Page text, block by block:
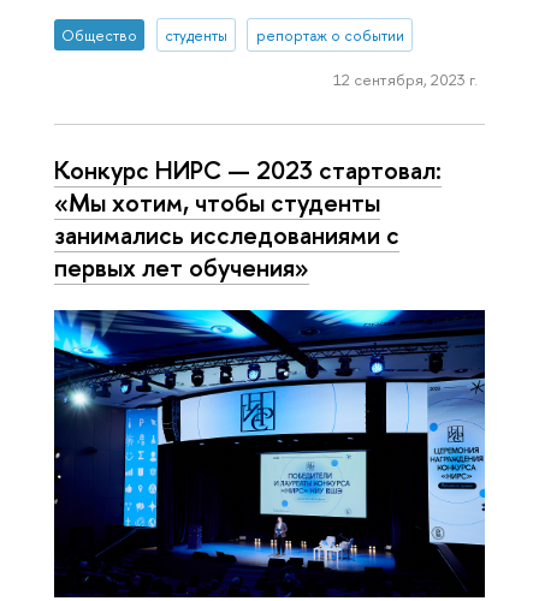
Общество студенты репортаж о событии
12 сентября, 2023 г.
Конкурс НИРС — 2023 стартовал:
«Мы хотим, чтобы студенты
занимались исследованиями с
первых лет обучения»